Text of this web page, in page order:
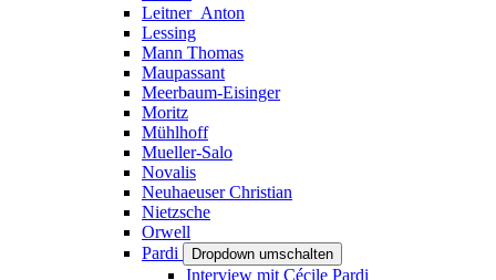
Leitner_Anton
Lessing
Mann Thomas
Maupassant
Meerbaum-Eisinger
Moritz
Mühlhoff
Mueller-Salo
Novalis
Neuhaeuser Christian
Nietzsche
Orwell
Pardi
Dropdown umschalten
Interview mit Cécile Pardi